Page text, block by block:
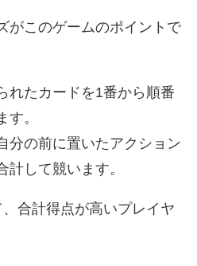
がこのゲームのポイントで
れたカードを1番から順番
。
分の前に置いたアクション
して競います。
合計得点が高いプレイヤ